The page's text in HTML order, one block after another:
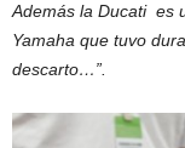
Además la Ducati es
Yamaha que tuvo
descarto…”.